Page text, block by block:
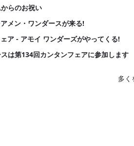
らのお祝い
メン・ワンダースが来る!
ア - アモイ ワンダーズがやってくる!
は第134回カンタンフェアに参加します
多く